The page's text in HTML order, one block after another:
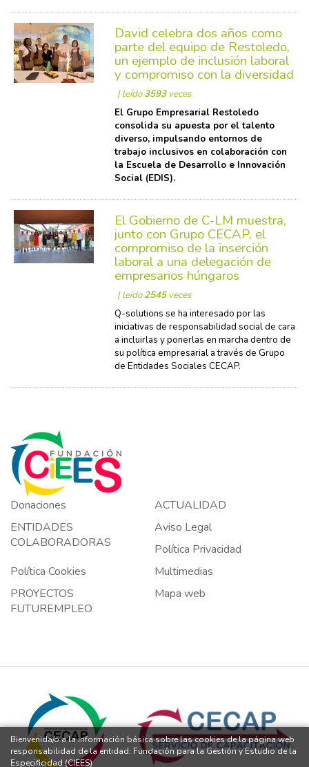
David celebra dos años como
parte del equipo de Restoledo,
un ejemplo de inclusión laboral
y compromiso con la diversidad
| leído3593veces
El Grupo Empresarial Restoledo
consolida su apuesta por el talento
diverso, impulsando entornos de
trabajo inclusivos en colaboración con
la Escuela de Desarrollo e Innovación
Social (EDIS).
El Gobierno de C-LM muestra,
junto con Grupo CECAP, el
compromiso de la inserción
laboral a una delegación de
empresarios húngaros
| leído2545veces
Q-solutions se ha interesado por las
iniciativas de responsabilidad social de cara
a incluirlas y ponerlas en marcha dentro de
su política empresarial a través de Grupo
de Entidades Sociales CECAP.
Donaciones
ACTUALIDAD
ENTIDADES
COLABORADORAS
Aviso Legal
Política Privacidad
Política Cookies
Multimedias
PROYECTOS
FUTUREMPLEO
Mapa web
Bienvenida/o a la información básica sobre las cookies de la página web
responsabilidad de la entidad: Fundación para la Gestión y Estudio de la
Especificidad (CIEES)